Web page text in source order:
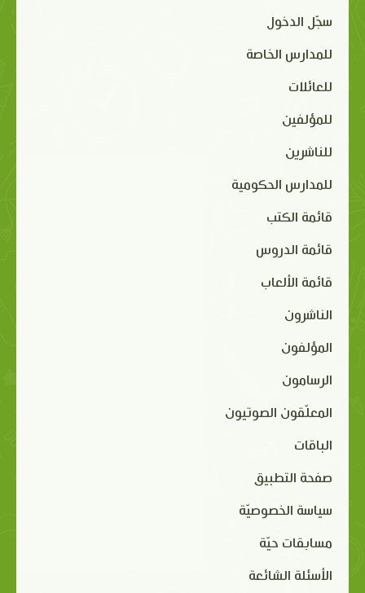
سجّل الدخول
للمدارس الخاصة
للعائلات
للمؤلفين
للناشرين
للمدارس الحكومية
قائمة الكتب
قائمة الدروس
قائمة الألعاب
الناشرون
المؤلفون
الرسامون
المعلّقون الصوتيون
الباقات
صفحة التطبيق
سياسة الخصوصيّة
مسابقات حيّة
الأسئلة الشائعة